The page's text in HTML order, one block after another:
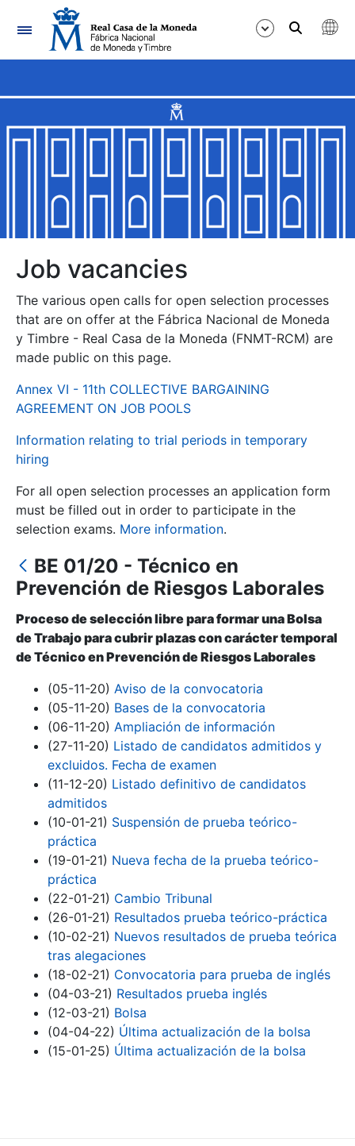
Navigation
Show/Hide
Show/Hide
Show/Hide
Show/Hide
Show/Hide
Show/Hide
Show/Hide
Show/Hide
Job vacancies
The various open calls for open selection processes
that are on offer at the Fábrica Nacional de Moneda
y Timbre - Real Casa de la Moneda (FNMT-RCM) are
made public on this page.
Annex VI - 11th COLLECTIVE BARGAINING
AGREEMENT ON JOB POOLS
Information relating to trial periods in temporary
hiring
For all open selection processes an application form
must be filled out in order to participate in the
selection exams. More information.
BE 01/20 - Técnico en
Prevención de Riesgos Laborales
Proceso de selección libre para formar una Bolsa
de Trabajo para cubrir plazas con carácter temporal
de Técnico en Prevención de Riesgos Laborales
(05-11-20) Aviso de la convocatoria
(05-11-20) Bases de la convocatoria
(06-11-20) Ampliación de información
(27-11-20) Listado de candidatos admitidos y
excluidos. Fecha de examen
(11-12-20) Listado definitivo de candidatos
admitidos
(10-01-21) Suspensión de prueba teórico-
práctica
(19-01-21) Nueva fecha de la prueba teórico-
práctica
(22-01-21) Cambio Tribunal
(26-01-21) Resultados prueba teórico-práctica
(10-02-21) Nuevos resultados de prueba teórica
tras alegaciones
(18-02-21) Convocatoria para prueba de inglés
(04-03-21) Resultados prueba inglés
(12-03-21) Bolsa
(04-04-22) Última actualización de la bolsa
(15-01-25) Última actualización de la bolsa